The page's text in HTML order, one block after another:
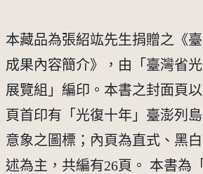
本藏品為張紹竑先生捐贈之《
成果內容簡介》，由「臺灣省
展覽組」編印。本書之封面頁
頁首印有「光復十年」臺澎列
意象之圖標；內頁為直式、黑
述為主，共編有26頁。 本書為